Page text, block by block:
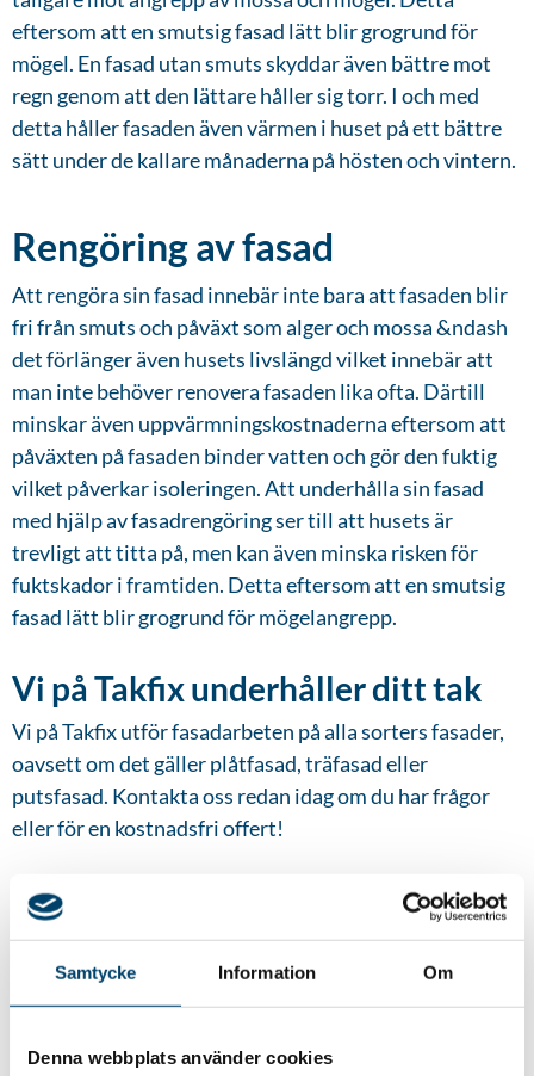
Samtycke Information Om
Denna webbplats använder cookies
eftersom att en smutsig fasad lätt blir grogrund för
mögel. En fasad utan smuts skyddar även bättre mot
regn genom att den lättare håller sig torr. I och med
detta håller fasaden även värmen i huset på ett bättre
sätt under de kallare månaderna på hösten och vintern.
Rengöring av fasad
Att rengöra sin fasad innebär inte bara att fasaden blir
fri från smuts och påväxt som alger och mossa &ndash
det förlänger även husets livslängd vilket innebär att
man inte behöver renovera fasaden lika ofta. Därtill
minskar även uppvärmningskostnaderna eftersom att
påväxten på fasaden binder vatten och gör den fuktig
vilket påverkar isoleringen. Att underhålla sin fasad
med hjälp av fasadrengöring ser till att husets är
trevligt att titta på, men kan även minska risken för
fuktskador i framtiden. Detta eftersom att en smutsig
fasad lätt blir grogrund för mögelangrepp.
Vi på Takfix underhåller ditt tak
Vi på Takfix utför fasadarbeten på alla sorters fasader,
oavsett om det gäller plåtfasad, träfasad eller
putsfasad. Kontakta oss redan idag om du har frågor
eller för en kostnadsfri offert!
Författare